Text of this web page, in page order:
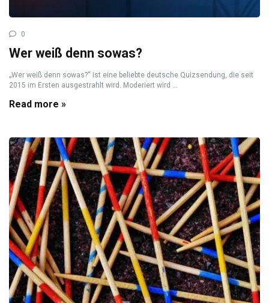
0
Wer weiß denn sowas?
„Wer weiß denn sowas?“ ist eine beliebte deutsche Quizsendung, die seit
2015 im Ersten ausgestrahlt wird. Moderiert wird ...
Read more »